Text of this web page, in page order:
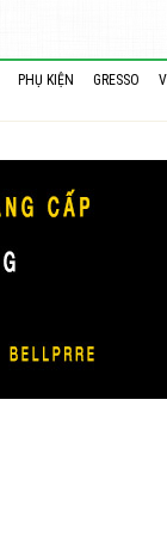
PHỤ KIỆN GRESSO